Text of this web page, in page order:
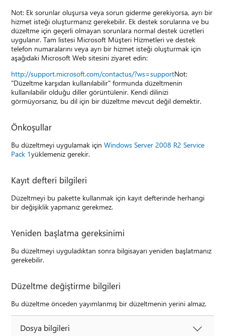
Not: Ek sorunlar oluşursa veya sorun giderme gerekiyorsa, ayrı bir
hizmet isteği oluşturmanız gerekebilir. Ek destek sorularına ve bu
düzeltme için geçerli olmayan sorunlara normal destek ücretleri
uygulanır. Tam listesi Microsoft Müşteri Hizmetleri ve destek
telefon numaralarını veya ayrı bir hizmet isteği oluşturmak için
aşağıdaki Microsoft Web sitesini ziyaret edin:
http://support.microsoft.com/contactus/?ws=supportNot:
"Düzeltme karşıdan kullanılabilir" formunda düzeltmenin
kullanılabilir olduğu diller görüntülenir. Kendi dilinizi
görmüyorsanız, bu dil için bir düzeltme mevcut değil demektir.
Önkoşullar
Bu düzeltmeyi uygulamak içinWindows Server 2008 R2 Service
Pack 1yüklemeniz gerekir.
Kayıt defteri bilgileri
Düzeltmeyi bu pakette kullanmak için kayıt defterinde herhangi
bir değişiklik yapmanız gerekmez.
Yeniden başlatma gereksinimi
Bu düzeltmeyi uyguladıktan sonra bilgisayarı yeniden başlatmanız
gerekebilir.
Düzeltme değiştirme bilgileri
Bu düzeltme önceden yayımlanmış bir düzeltmenin yerini almaz.
Dosya bilgileri